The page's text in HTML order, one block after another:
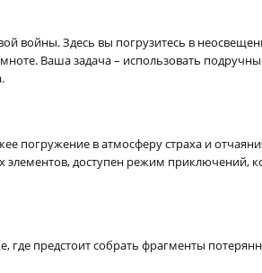
войны. Здесь вы погрузитесь в
Ваша задача – использовать
погружение в атмосферу страха и
доступен режим приключений,
где предстоит собрать фрагменты